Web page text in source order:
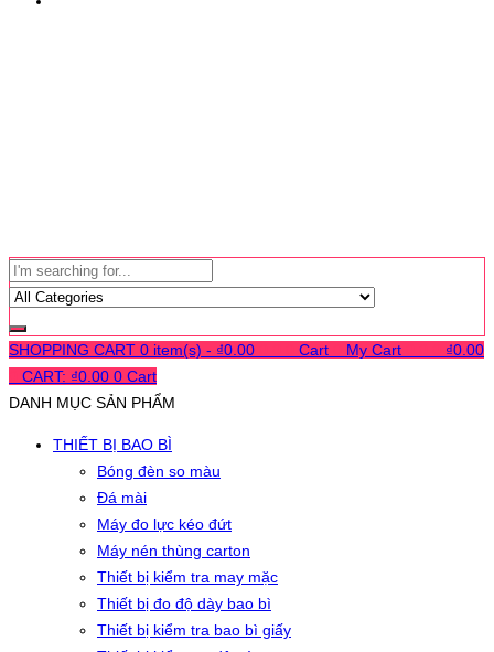
SHOPPING CART 0 item(s) - ₫0.00 Cart My Cart ₫0.00
CART: ₫0.00 0 Cart
DANH MỤC SẢN PHẨM
THIẾT BỊ BAO BÌ
Bóng đèn so màu
Đá mài
Máy đo lực kéo đứt
Máy nén thùng carton
Thiết bị kiểm tra may mặc
Thiết bị đo độ dày bao bì
Thiết bị kiểm tra bao bì giấy